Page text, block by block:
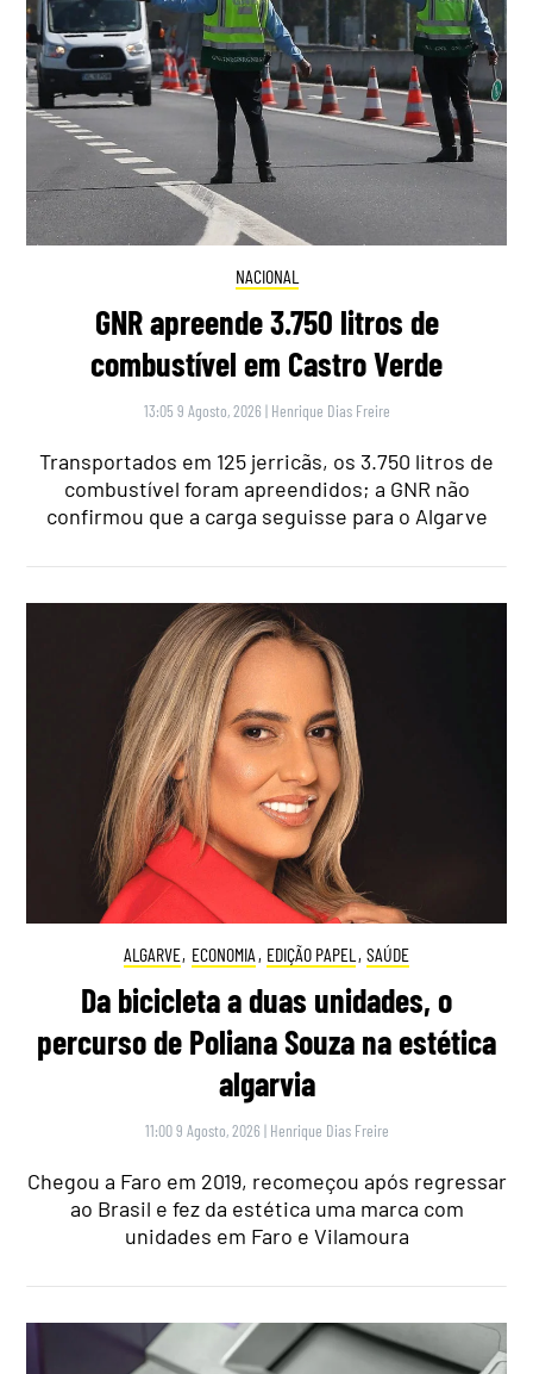
NACIONAL
GNR apreende 3.750 litros de
combustível em Castro Verde
13:05 9 Agosto, 2026 | Henrique Dias Freire
Transportados em 125 jerricãs, os 3.750 litros de
combustível foram apreendidos; a GNR não
confirmou que a carga seguisse para o Algarve
ALGARVE, ECONOMIA , EDIÇÃO PAPEL , SAÚDE
Da bicicleta a duas unidades, o
percurso de Poliana Souza na estética
algarvia
11:00 9 Agosto, 2026 | Henrique Dias Freire
Chegou a Faro em 2019, recomeçou após regressar
ao Brasil e fez da estética uma marca com
unidades em Faro e Vilamoura